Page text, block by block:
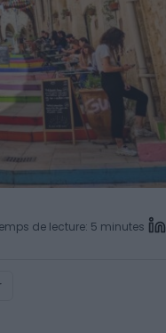
de lecture: 5 minutes